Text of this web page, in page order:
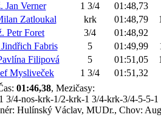
Jan Verner 1 3/4 01:48,73
Zatloukal krk 01:48,79
Petr Foret 3/4 01:48,92
Fabris 5 01:49,99
Filipová 5 01:51,05
Mysliveček 1 3/4 01:51,32
01:46,38, Mezičasy:
4-nos-krk-1/2-krk-1 3/4-krk-3/4-5-5-1
Hulínský Václav, MUDr., Chov: